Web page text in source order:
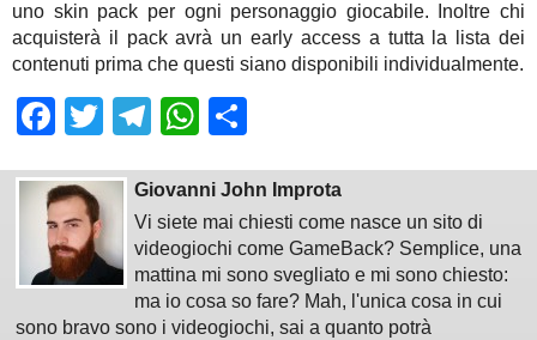
uno skin pack per ogni personaggio giocabile. Inoltre chi
acquisterà il pack avrà un early access a tutta la lista dei
contenuti prima che questi siano disponibili individualmente.
Facebook
TwitterTelegram
WhatsApp
Giovanni John Improta
Vi siete mai chiesti come nasce un sito di
videogiochi come GameBack? Semplice, una
mattina mi sono svegliato e mi sono chiesto:
ma io cosa so fare? Mah, l'unica cosa in cui
sono bravo sono i videogiochi, sai a quanto potrà